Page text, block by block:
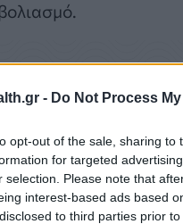
- Do Not Process
opt-out of the sale, sharing
for targeted
selection. Please note that
interest-based ads based
to third parties prior